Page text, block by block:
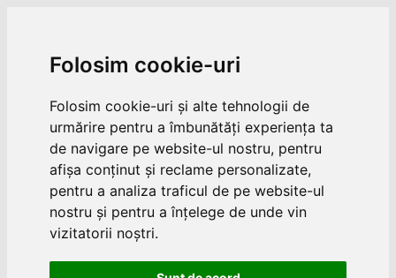
Folosim cookie-uri
Folosim cookie-uri și alte tehnologii de
urmărire pentru a îmbunătăți experiența ta
de navigare pe website-ul nostru, pentru
afișa conținut și reclame personalizate,
pentru a analiza traficul de pe website-ul
nostru și pentru a înțelege de unde vin
vizitatorii noștri.